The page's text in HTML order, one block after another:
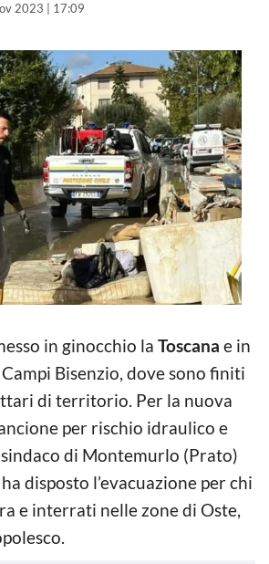
2023 | 17:09
in ginocchio la Toscana e in
Bisenzio, dove sono finiti
di territorio. Per la nuova
per rischio idraulico e
di Montemurlo (Prato)
disposto l’evacuazione per chi
e interrati nelle zone di Oste,